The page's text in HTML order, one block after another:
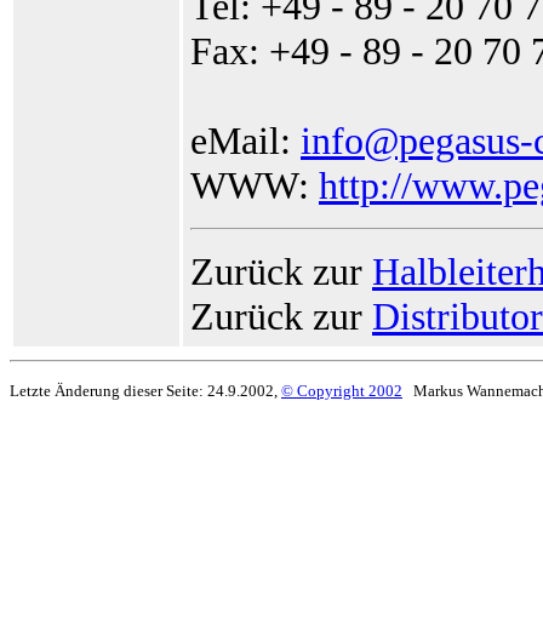
Fax: +49 - 89 - 20 70
eMail:
WWW: http://
Zurück zur
Zurück zur
Letzte Änderung dieser Seite: 24.9.2002, © Copyright 2002 Markus